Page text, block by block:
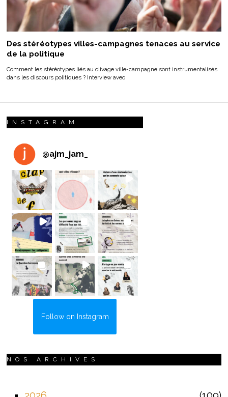
Des stéréotypes villes-campagnes tenaces au service
de la politique
Comment les stéréotypes liés au clivage ville-campagne sont instrumentalisés
dans les discours politiques ? Interview avec
INSTAGRAM
@ajm_jam_
Follow on Instagram
NOS ARCHIVES